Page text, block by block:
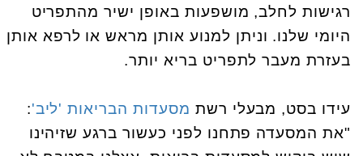
רגישות לחלב, מושפעות באופן ישיר מהתפריט
היומי שלנו. וניתן למנוע אותן מראש או לרפא אותן
בעזרת מעבר לתפריט בריא יותר.
עידו בסט, מבעלי רשת מסעדות הבריאות 'ליב':
"את המסעדה פתחנו לפני כעשור ברגע שזיהינו